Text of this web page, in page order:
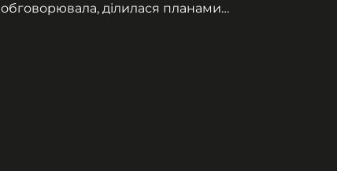
обговорювала, ділилася планами…